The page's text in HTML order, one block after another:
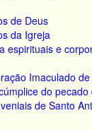
de Deus
da Igreja
espirituais e
Imaculado
do pecado
de Santo